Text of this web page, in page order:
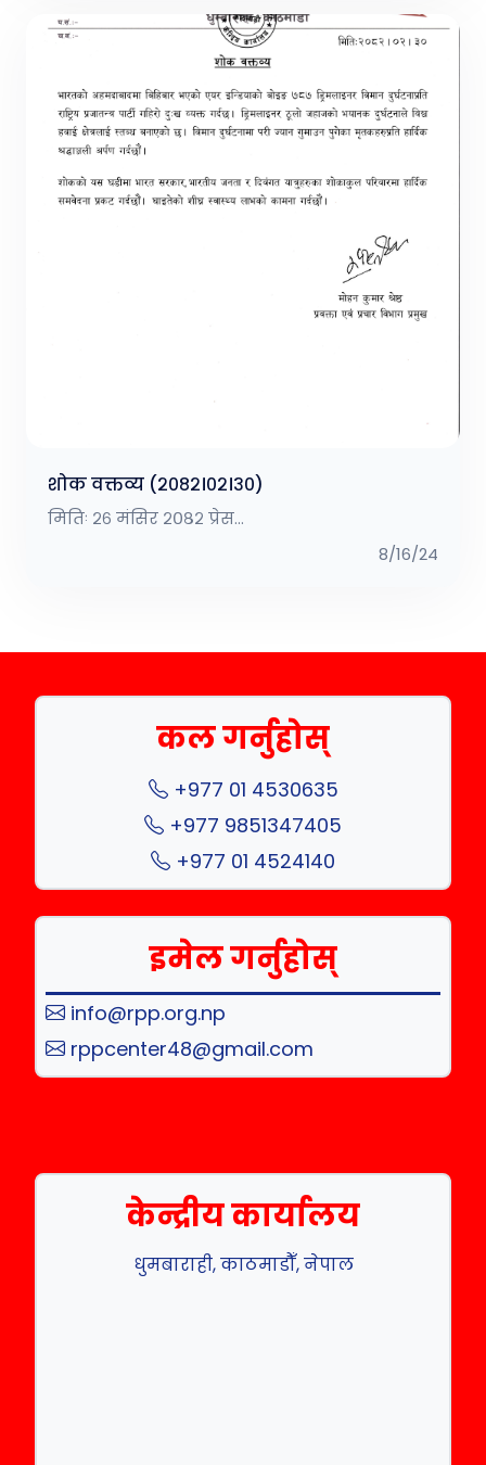
शोक वक्तव्य (२०८२।०२।३०)
मितिः २६ मंसिर २०८२ प्रेस...
8/16/24
कल गर्नुहोस्
+977 01 4530635
+977 9851347405
+977 01 4524140
इमेल गर्नुहोस्
info@rpp.org.np
rppcenter48@gmail.com
केन्द्रीय कार्यालय
धुमबाराही, काठमाडौँ, नेपाल